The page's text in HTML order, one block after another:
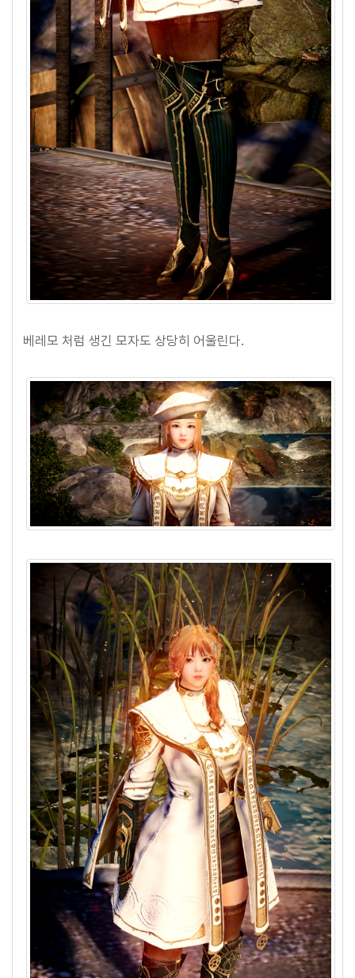
베레모 처럼 생긴 모자도 상당히 어울린다.